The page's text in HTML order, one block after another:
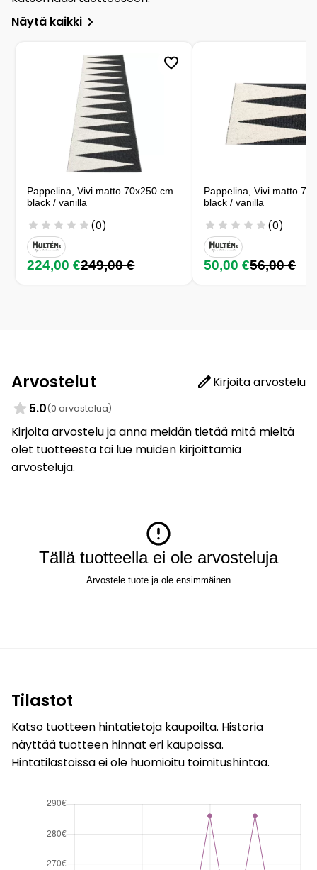
Näytä kaikki
Pappelina, Vivi matto 70x250 cm
black / vanilla
(0)
224,00 €249,00 €
Pappelina, Vivi matto
black / vanilla
(0)
50,00 €56,00 €
Arvostelut
Kirjoita arvostelu
5.0(0 arvostelua)
Kirjoita arvostelu ja anna meidän tietää mitä mieltä
olet tuotteesta tai lue muiden kirjoittamia
arvosteluja.
Tällä tuotteella ei ole arvosteluja
Arvostele tuote ja ole ensimmäinen
Tilastot
Katso tuotteen hintatietoja kaupoilta. Historia
näyttää tuotteen hinnat eri kaupoissa.
Hintatilastoissa ei ole huomioitu toimitushintaa.